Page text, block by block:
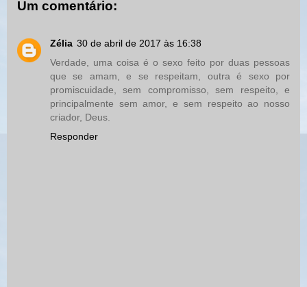
Um comentário:
Zélia 30 de abril de 2017 às 16:38
Verdade, uma coisa é o sexo feito por duas pessoas
que se amam, e se respeitam, outra é sexo por
promiscuidade, sem compromisso, sem respeito, e
principalmente sem amor, e sem respeito ao nosso
criador, Deus.
Responder